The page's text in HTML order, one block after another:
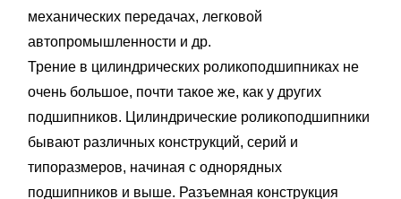
механических передачах, легковой
автопромышленности и др.
Трение в цилиндрических роликоподшипниках не
очень большое, почти такое же, как у других
подшипников. Цилиндрические роликоподшипники
бывают различных конструкций, серий и
типоразмеров, начиная с однорядных
подшипников и выше. Разъемная конструкция